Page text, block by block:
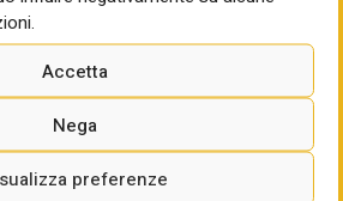
Accetta
Nega
preferenze
Via Pnrr-Pniec in Italia
annue ammontano a circa 700.
Massimiliano Atelli mancava
come registrato quest’estate
In questi giorni è in via di
una volta raggiunta la piena
delle pratiche resta. La